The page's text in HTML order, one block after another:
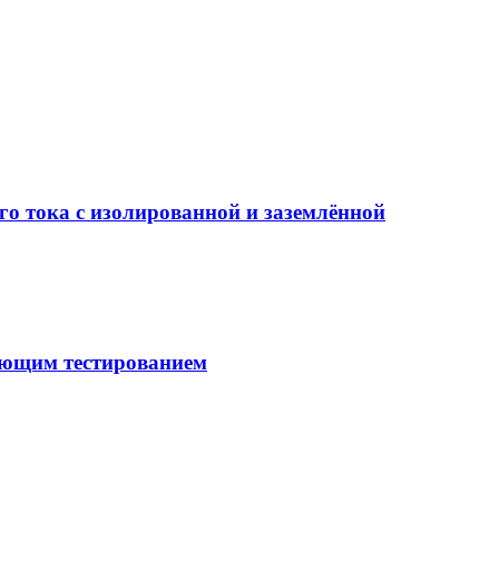
тока с изолированной и заземлённой
тестированием